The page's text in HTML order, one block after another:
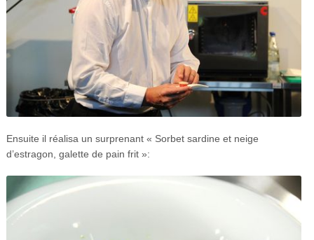
Ensuite il réalisa un surprenant « Sorbet sardine et neige
d’estragon, galette de pain frit »: